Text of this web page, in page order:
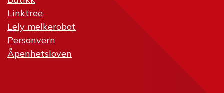
Linktree
Lely melkerobot
Personvern
Åpenhetsloven